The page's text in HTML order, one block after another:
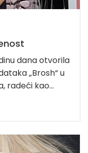
dana otvorila
„Brosh“ u
radeći kao...